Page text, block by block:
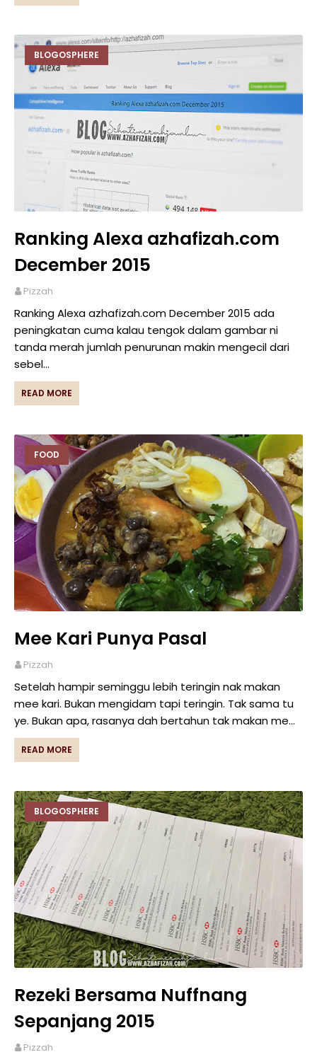
BLOGOSPHERE
Ranking Alexa azhafizah.com
December 2015
Pizzah
Ranking Alexa azhafizah.com December 2015 ada
peningkatan cuma kalau tengok dalam gambar ni
tanda merah jumlah penurunan makin mengecil dari
sebel…
READ MORE
FOOD
Mee Kari Punya Pasal
Pizzah
Setelah hampir seminggu lebih teringin nak makan
mee kari. Bukan mengidam tapi teringin. Tak sama tu
ye. Bukan apa, rasanya dah bertahun tak makan me…
READ MORE
BLOGOSPHERE
Rezeki Bersama Nuffnang
Sepanjang 2015
Pizzah